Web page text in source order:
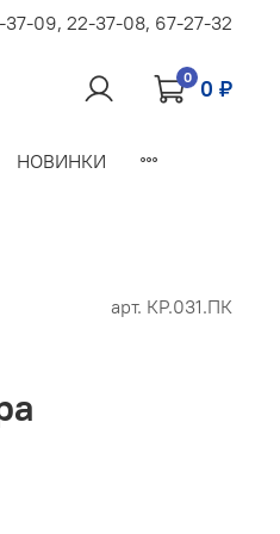
37-09, 22-37-08, 67-27-32
0 0 ₽
НОВИНКИ
арт. КР.031.ПК